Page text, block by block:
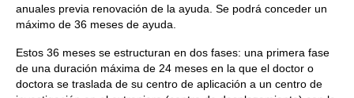
anuales previa renovación de la ayuda. Se podrá conceder un
máximo de 36 meses de ayuda.
Estos 36 meses se estructuran en dos fases: una primera fase
de una duración máxima de 24 meses en la que el doctor o
doctora se traslada de su centro de aplicación a un centro de